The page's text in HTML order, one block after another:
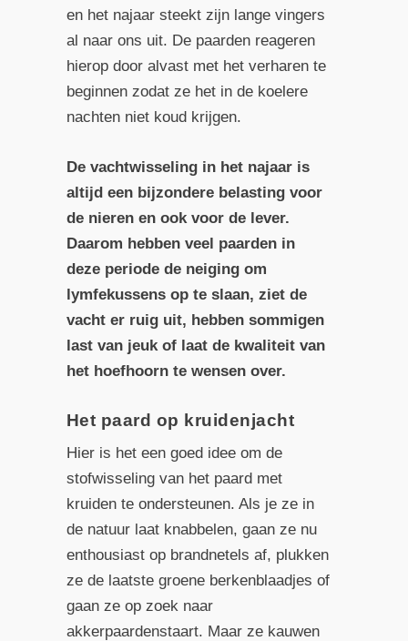
en het najaar steekt zijn lange vingers
al naar ons uit. De paarden reageren
hierop door alvast met het verharen te
beginnen zodat ze het in de koelere
nachten niet koud krijgen.
De vachtwisseling in het najaar is
altijd een bijzondere belasting voor
de nieren en ook voor de lever.
Daarom hebben veel paarden in
deze periode de neiging om
lymfekussens op te slaan, ziet de
vacht er ruig uit, hebben sommigen
last van jeuk of laat de kwaliteit van
het hoefhoorn te wensen over.
Het paard op kruidenjacht
Hier is het een goed idee om de
stofwisseling van het paard met
kruiden te ondersteunen. Als je ze in
de natuur laat knabbelen, gaan ze nu
enthousiast op brandnetels af, plukken
ze de laatste groene berkenblaadjes of
gaan ze op zoek naar
akkerpaardenstaart. Maar ze kauwen